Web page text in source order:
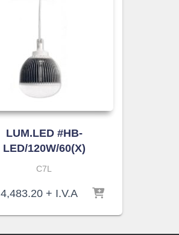
LUM.LED #HB-
LED/120W/60(X)
C7L
4,483.20 + I.V.A